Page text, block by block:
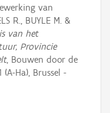
van
R., BUYLE M. &
van het
Provincie
, Bouwen door de
Ha), Brussel -